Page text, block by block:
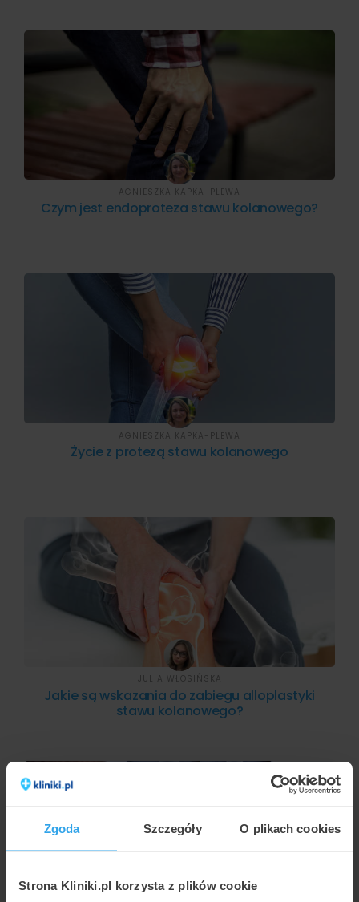
Zgoda Szczegóły O plikach cookies
Strona Kliniki.pl korzysta z plików cookie
Czym jest endoproteza stawu kolanowego?
AGNIESZKA KAPKA-PLEWA
Życie z protezą stawu kolanowego
AGNIESZKA KAPKA-PLEWA
Jakie są wskazania do zabiegu alloplastyki
stawu kolanowego?
JULIA WŁOSIŃSKA